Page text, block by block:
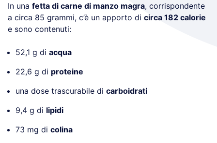
In una fetta di carne di manzo magra, corrispondente
a circa 85 grammi, c’è un apporto di circa 182 calorie
e sono contenuti:
52,1 g di acqua
22,6 g di proteine
una dose trascurabile di carboidrati
9,4 g di lipidi
73 mg di colina